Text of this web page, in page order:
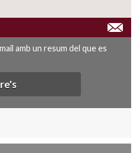
amb un resum del que es